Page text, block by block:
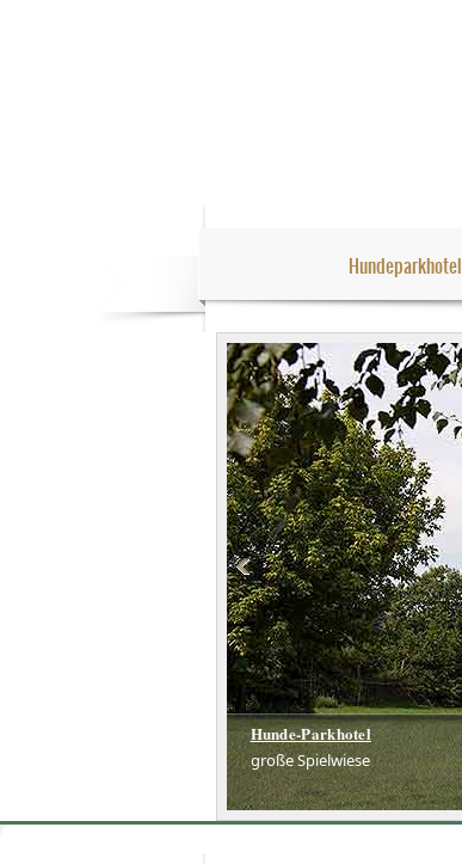
Hundeparkhotel
Hunde-Parkhotel
große Spielwiese